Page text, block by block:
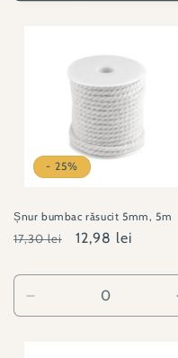
- 25%
Șnur bumbac răsucit 5mm, 5m
Preț
17,30 lei
Preț
12,98 lei
cantitatea